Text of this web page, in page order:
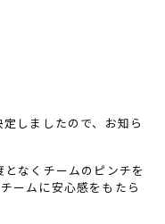
しましたので、お知ら
なくチームのピンチを
ームに安心感をもたら